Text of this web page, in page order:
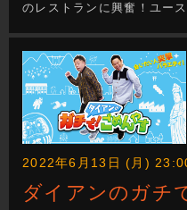
のレストランに興奮！ユー
2022年6月13日 (月)
ダイアンのガチ